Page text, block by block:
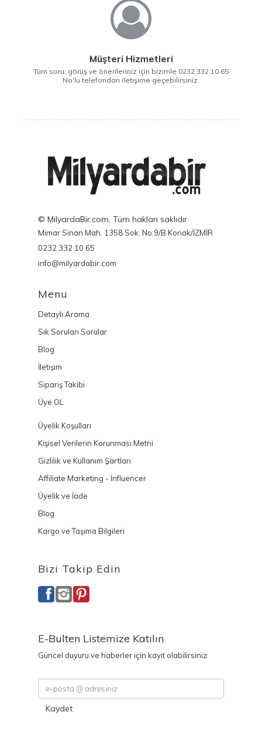
Müşteri Hizmetleri
Tüm soru, görüş ve önerileriniz için bizimle 0232 332 10 65
No'lu telefondan iletişime geçebilirsiniz.
© MilyardaBir.com, Tüm hakları saklıdır
Mimar Sinan Mah. 1358 Sok. No:9/B Konak/İZMİR
0232 332 10 65
info@milyardabir.com
Menu
Detaylı Arama
Sık Sorulan Sorular
Blog
İletişim
Sipariş Takibi
Üye OL
Üyelik Koşulları
Kişisel Verilerin Korunması Metni
Gizlilik ve Kullanım Şartları
Affiliate Marketing - Influencer
Üyelik ve İade
Blog
Kargo ve Taşıma Bilgileri
Bizi Takip Edin
E-Bulten Listemize Katılın
Güncel duyuru ve haberler için kayıt olabilirsiniz
Kaydet